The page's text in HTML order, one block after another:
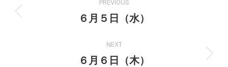
navigation
PREVIOUS
Previous
６月５日（水）
NEXT
Next
６月６日（木）